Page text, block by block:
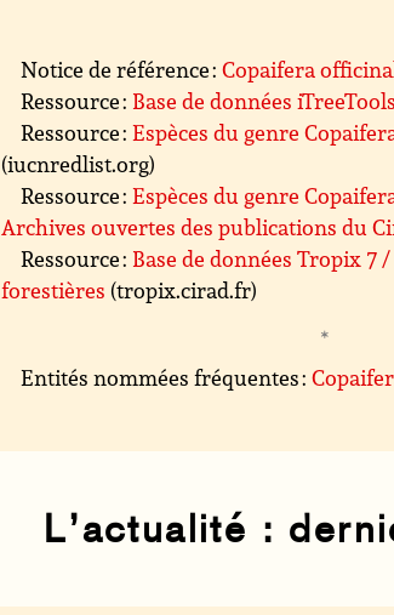
Notice de référence :Copaifera
Ressource : Base de données iTreeTools
Ressource :Espèces du genre
(iucnredlist.org)
Ressource :Espèces du genre
Archives ouvertes des publications du
Ressource : Base de données Tropix 7
forestières (tropix.cirad.fr)
Entités nommées fréquentes :
L’actualité :